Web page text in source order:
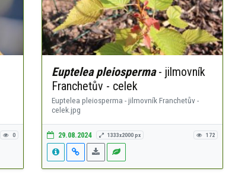
0
Euptelea pleiosperma- jilmovník
Franchetův - celek
Euptelea pleiosperma - jilmovník Franchetův -
celek.jpg
29.08.2024 1333x2000 px 172